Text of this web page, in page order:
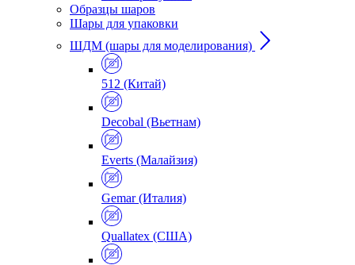
Образцы шаров
Шары для упаковки
ШДМ (шары для моделирования)
512 (Китай)
Decobal (Вьетнам)
Everts (Малайзия)
Gemar (Италия)
Quallatex (США)